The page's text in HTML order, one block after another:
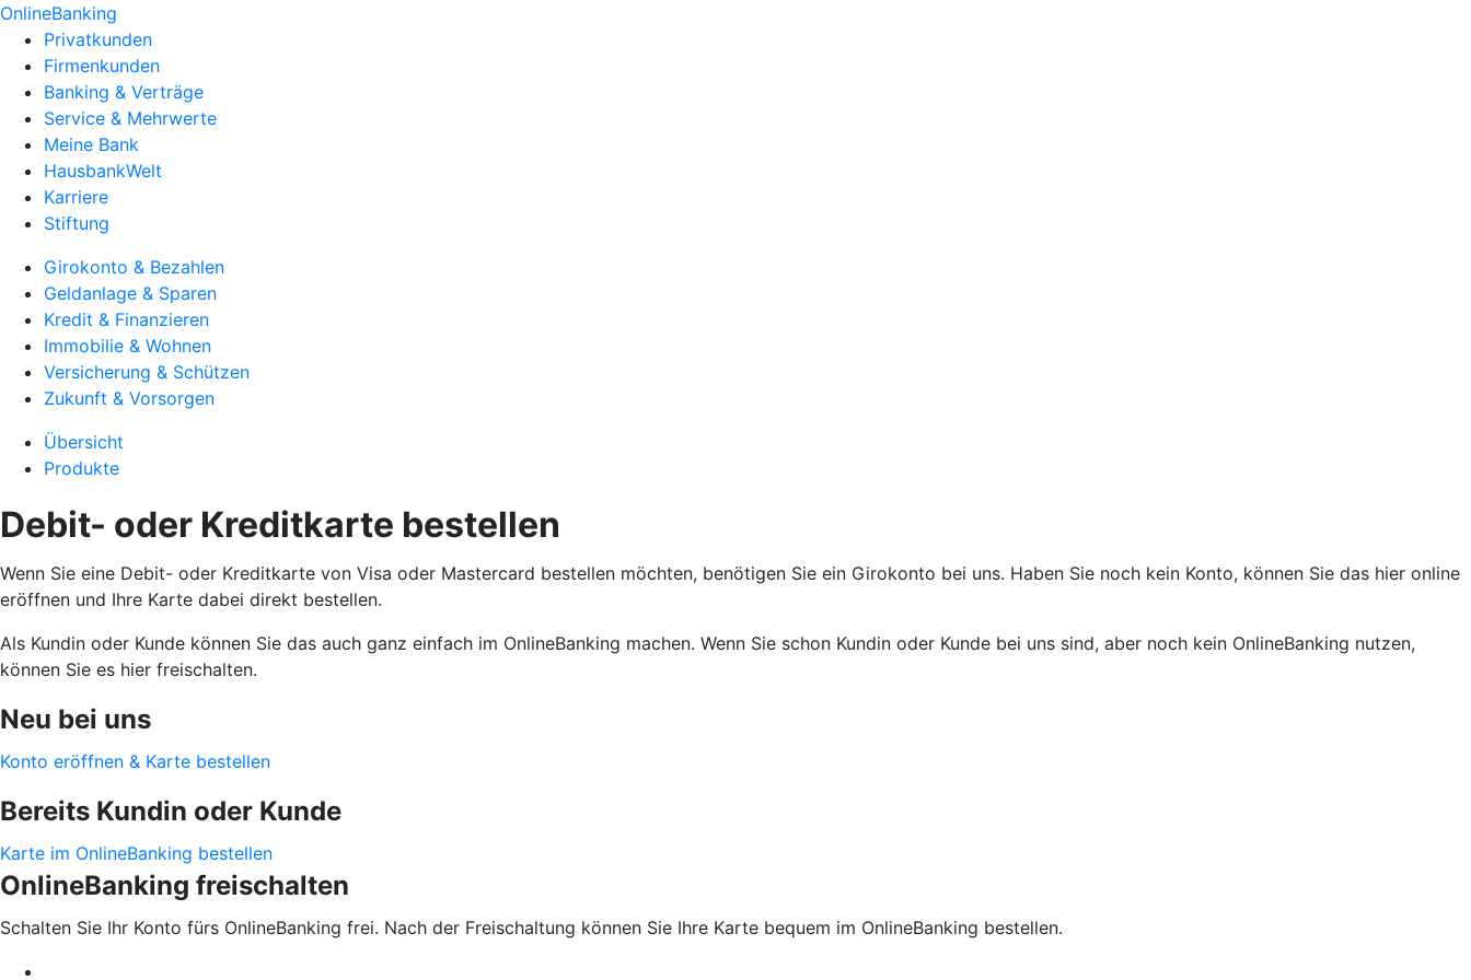
OnlineBanking
Privatkunden
Firmenkunden
Banking & Verträge
Service & Mehrwerte
Meine Bank
HausbankWelt
Karriere
Stiftung
Girokonto & Bezahlen
Geldanlage & Sparen
Kredit & Finanzieren
Immobilie & Wohnen
Versicherung & Schützen
Zukunft & Vorsorgen
Übersicht
Produkte
Debit- oder Kreditkarte bestellen
Wenn Sie eine Debit- oder Kreditkarte von Visa oder Mastercard bestellen möchten, benötigen Sie ein Girokonto bei uns. Haben Sie noch kein Konto, können Sie das hier online
eröffnen und Ihre Karte dabei direkt bestellen.
Als Kundin oder Kunde können Sie das auch ganz einfach im OnlineBanking machen. Wenn Sie schon Kundin oder Kunde bei uns sind, aber noch kein OnlineBanking nutzen,
können Sie es hier freischalten.
Neu bei uns
Konto eröffnen & Karte bestellen
Bereits Kundin oder Kunde
Karte im OnlineBanking bestellen
OnlineBanking freischalten
Schalten Sie Ihr Konto fürs OnlineBanking frei. Nach der Freischaltung können Sie Ihre Karte bequem im OnlineBanking bestellen.